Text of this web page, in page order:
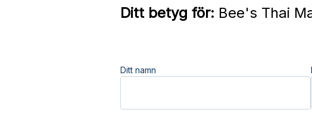
Ditt betyg för: Bee's Thai
Ditt namn